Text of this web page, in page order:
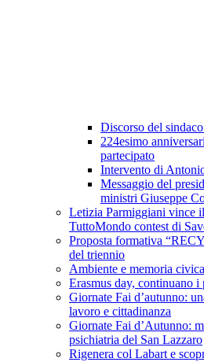
Discorso del
224esimo
partecipato
Intervento di
Messaggio del
ministri Giuseppe
Letizia Parmiggiani vince
TuttoMondo contest di
Proposta formativa
del triennio
Ambiente e memoria
Erasmus day, continuano
Giornate Fai d’autunno:
lavoro e cittadinanza
Giornate Fai d’Autunno:
psichiatria del San Lazzaro
Rigenera col Labart e